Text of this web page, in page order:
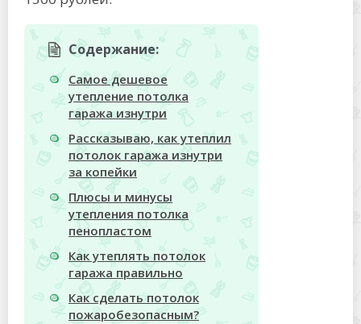
Содержание:
Самое дешевое
утепление потолка
гаража изнутри
Рассказываю, как утеплил
потолок гаража изнутри
за копейки
Плюсы и минусы
утепления потолка
пенопластом
Как утеплять потолок
гаража правильно
Как сделать потолок
пожаробезопасным?